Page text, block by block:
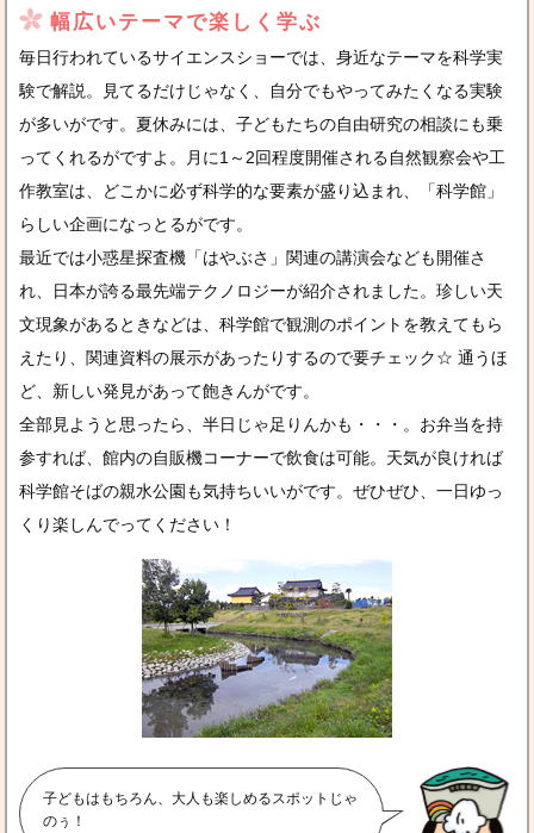
幅広いテーマで楽しく学ぶ
毎日行われているサイエンスショーでは、身近なテーマを科学実
験で解説。見てるだけじゃなく、自分でもやってみたくなる実験
が多いがです。夏休みには、子どもたちの自由研究の相談にも乗
ってくれるがですよ。月に1～2回程度開催される自然観察会や工
作教室は、どこかに必ず科学的な要素が盛り込まれ、「科学館」
らしい企画になっとるがです。
最近では小惑星探査機「はやぶさ」関連の講演会なども開催さ
れ、日本が誇る最先端テクノロジーが紹介されました。珍しい天
文現象があるときなどは、科学館で観測のポイントを教えてもら
えたり、関連資料の展示があったりするので要チェック☆ 通うほ
ど、新しい発見があって飽きんがです。
全部見ようと思ったら、半日じゃ足りんかも・・・。お弁当を持
参すれば、館内の自販機コーナーで飲食は可能。天気が良ければ
科学館そばの親水公園も気持ちいいがです。ぜひぜひ、一日ゆっ
くり楽しんでってください！
子どもはもちろん、大人も楽しめるスポットじゃ
のぅ！